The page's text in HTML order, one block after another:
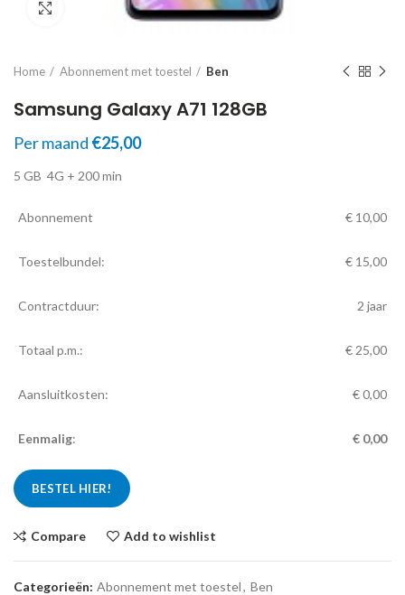
Click to enlarge
Home Abonnement met toestel Ben
Samsung Galaxy A71 128GB
Per maand €25,00
5 GB 4G + 200 min
Abonnement € 10,00
Toestelbundel: € 15,00
Contractduur: 2 jaar
Totaal p.m.: € 25,00
Aansluitkosten: €0,00
Eenmalig: € 0,00
BESTEL HIER!
Compare Add to wishlist
Categorieën: Abonnement met toestel, Ben